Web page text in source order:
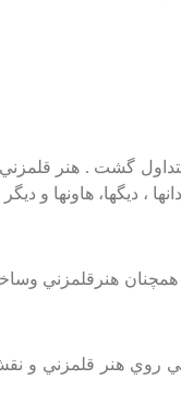
گشت‌ . هنر
، ديگها، هاونها و
هنرقلمزني‌
روي‌ هنر قلمزني‌ و